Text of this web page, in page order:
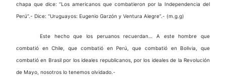
chapa que dice: “Los americanos que combatieron por la Independencia del
Perú”.- Dice: “Uruguayos: Eugenio Garzón y Ventura Alegre”.- (m.g.g)
Este hecho que los peruanos recuerdan… A este hombre que
combatió en Chile, que combatió en Perú, que combatió en Bolivia, que
combatió en Brasil por los ideales republicanos, por los ideales de la Revolución
de Mayo, nosotros lo tenemos olvidado.-